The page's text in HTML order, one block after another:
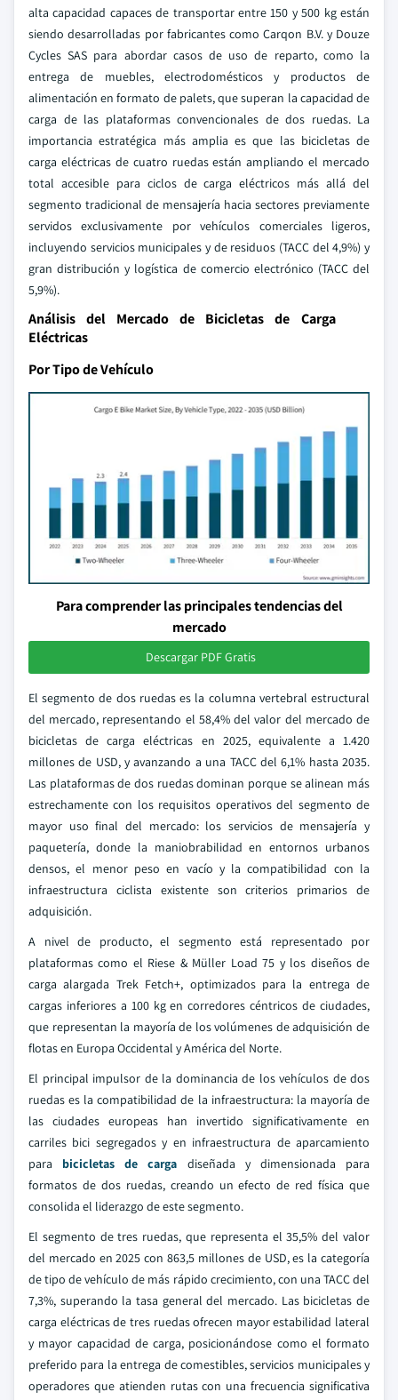
alta capacidad capaces de transportar entre 150 y 500 kg están
siendo desarrolladas por fabricantes como Carqon B.V. y Douze
Cycles SAS para abordar casos de uso de reparto, como la
entrega de muebles, electrodomésticos y productos de
alimentación en formato de palets, que superan la capacidad de
carga de las plataformas convencionales de dos ruedas. La
importancia estratégica más amplia es que las bicicletas de
carga eléctricas de cuatro ruedas están ampliando el mercado
total accesible para ciclos de carga eléctricos más allá del
segmento tradicional de mensajería hacia sectores previamente
servidos exclusivamente por vehículos comerciales ligeros,
incluyendo servicios municipales y de residuos (TACC del 4,9%) y
gran distribución y logística de comercio electrónico (TACC del
5,9%).
Análisis del Mercado de Bicicletas de Carga
Eléctricas
Por Tipo de Vehículo
Para comprender las principales tendencias del
mercado
Descargar PDF Gratis
El segmento de dos ruedas es la columna vertebral estructural
del mercado, representando el 58,4% del valor del mercado de
bicicletas de carga eléctricas en 2025, equivalente a 1.420
millones de USD, y avanzando a una TACC del 6,1% hasta 2035.
Las plataformas de dos ruedas dominan porque se alinean más
estrechamente con los requisitos operativos del segmento de
mayor uso final del mercado: los servicios de mensajería y
paquetería, donde la maniobrabilidad en entornos urbanos
densos, el menor peso en vacío y la compatibilidad con la
infraestructura ciclista existente son criterios primarios de
adquisición.
A nivel de producto, el segmento está representado por
plataformas como el Riese & Müller Load 75 y los diseños de
carga alargada Trek Fetch+, optimizados para la entrega de
cargas inferiores a 100 kg en corredores céntricos de ciudades,
que representan la mayoría de los volúmenes de adquisición de
flotas en Europa Occidental y América del Norte.
El principal impulsor de la dominancia de los vehículos de dos
ruedas es la compatibilidad de la infraestructura: la mayoría de
las ciudades europeas han invertido significativamente en
carriles bici segregados y en infraestructura de aparcamiento
para bicicletas de carga diseñada y dimensionada para
formatos de dos ruedas, creando un efecto de red física que
consolida el liderazgo de este segmento.
El segmento de tres ruedas, que representa el 35,5% del valor
del mercado en 2025 con 863,5 millones de USD, es la categoría
de tipo de vehículo de más rápido crecimiento, con una TACC del
7,3%, superando la tasa general del mercado. Las bicicletas de
carga eléctricas de tres ruedas ofrecen mayor estabilidad lateral
y mayor capacidad de carga, posicionándose como el formato
preferido para la entrega de comestibles, servicios municipales y
operadores que atienden rutas con una frecuencia significativa